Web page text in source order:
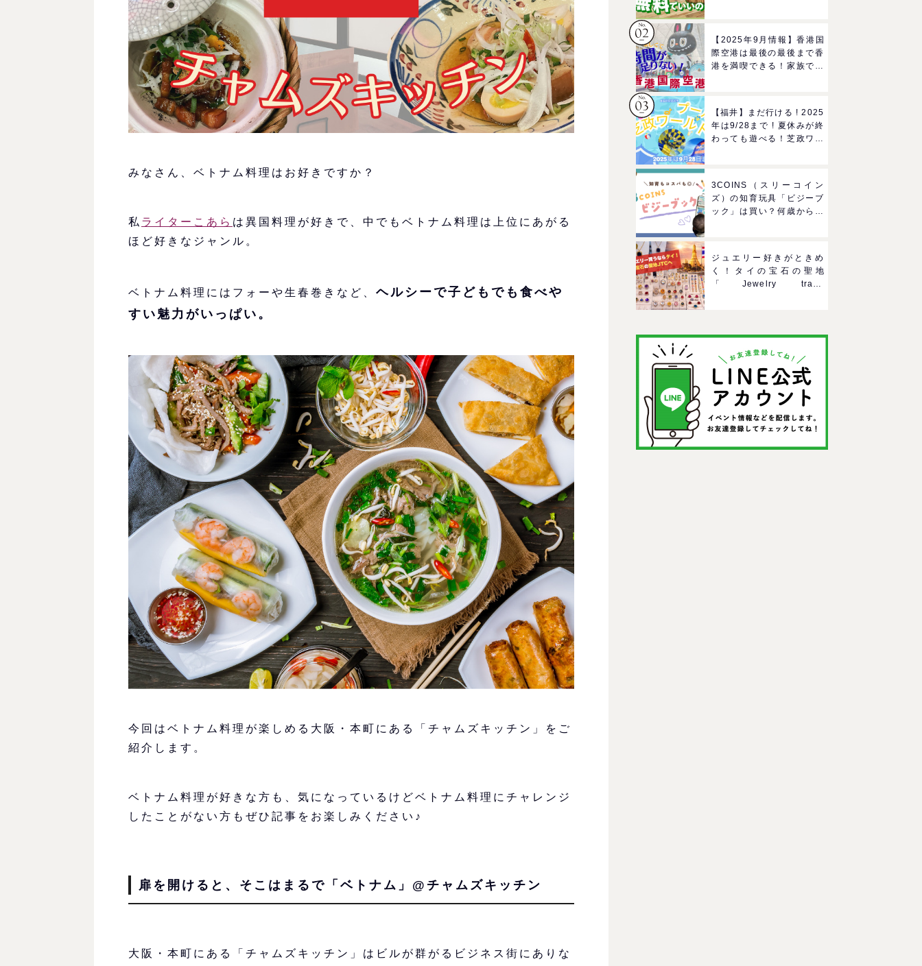
みなさん、ベトナム料理はお好きですか？
私 ライターこあら は異国料理が好きで、中でもベトナム料理は上位にあがる
ほど好きなジャンル。
ベトナム料理にはフォーや生春巻きなど、 ヘルシーで子どもでも食べや
すい魅力がいっぱい。
今回はベトナム料理が楽しめる大阪・本町にある「チャムズキッチン」をご
紹介します。
ベトナム料理が好きな方も、気になっているけどベトナム料理にチャレンジ
したことがない方もぜひ記事をお楽しみください♪
扉を開けると、そこはまるで「ベトナム」@チャムズキッチン
大阪・本町にある「チャムズキッチン」はビルが群がるビジネス街にありな
【2025年9月情報】香港国
際空港は最後の最後まで香
港を満喫できる！家族で楽
【福井】まだ行ける ! 2025
年は9/28まで ! 夏休みが終
わっても遊べる！芝政ワー
3COINS（スリーコイン
ズ）の知育玩具「ビジーブ
ック」は買い？何歳から使
ジュエリー好きがときめ
く！タイの宝石の聖地
「Jewelry trade